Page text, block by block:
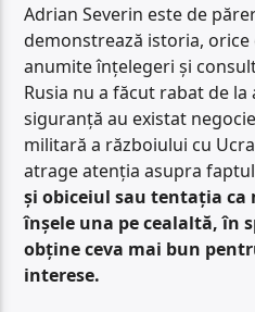
Adrian Severin este de
demonstrează istoria,
anumite înțelegeri și
Rusia nu a făcut rabat de la
siguranță au existat
militară a războiului cu
atrage atenția asupra
și obiceiul sau tentația ca
înșele una pe cealaltă, în
obține ceva mai bun
interese.